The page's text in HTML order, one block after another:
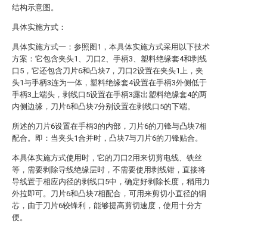
结构示意图。
具体实施方式：
具体实施方式一：参照图1，本具体实施方式采用以下技术
方案：它包含夹头1、刀口2、手柄3、塑料绝缘套4和剥线
口5，它还包含刀片6和凸块7，刀口2设置在夹头1上，夹
头1与手柄3连为一体，塑料绝缘套4设置在手柄3外侧低于
手柄3上端头，剥线口5设置在手柄3露出塑料绝缘套4的两
内侧边缘，刀片6和凸块7分别设置在剥线口5的下端。
所述的刀片6设置在手柄3的内部，刀片6的刀锋与凸块7相
配合。即：当夹头1合并时，凸块7与刀片6的刀锋贴合。
本具体实施方式使用时，它的刀口2用来切剪电线、铁丝
等，需要剥除导线绝缘层时，不需要使用剥线钳，直接将
导线置于相应内径的剥线口5中，确定好剥除长度，稍用力
外拉即可。刀片6和凸块7相配合，可用来剪切小直径的铜
芯，由于刀片6较锋利，能够提高剪切速度，使用十分方
便。